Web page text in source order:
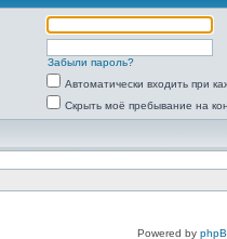
Забыли пароль?
Автоматически входить при
Скрыть моё пребывание на
Powered by